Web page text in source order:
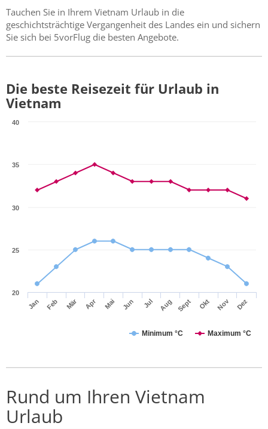
Tauchen Sie in Ihrem Vietnam Urlaub in die
geschichtsträchtige Vergangenheit des Landes ein und sichern
Sie sich bei 5vorFlug die besten Angebote.
Die beste Reisezeit für Urlaub in
Vietnam
Minimum °C Maximum °C
Jan Feb Mär Apr Mai Jun Jul Aug Sept Okt Nov Dez
20
25
30
35
40
Rund um Ihren Vietnam
Urlaub